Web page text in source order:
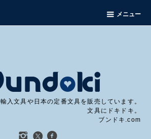
メニュー
輸入文具や日本の定番文具を販売しています。
文具にドキドキ。
ブンドキ.com